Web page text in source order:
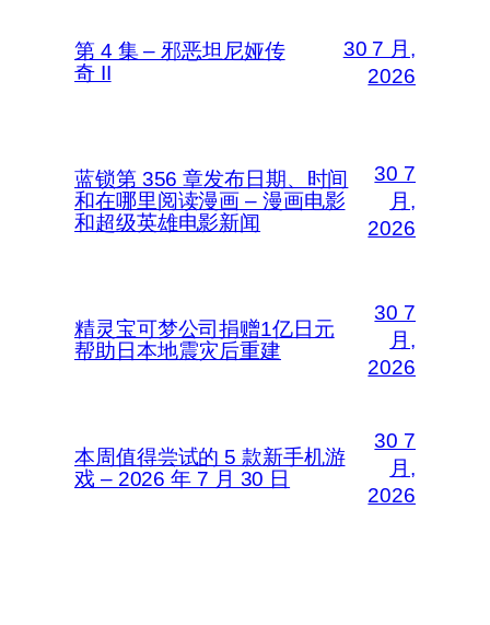
第 4 集 – 邪恶坦尼娅传
奇 II
30 7 月,
2026
蓝锁第 356 章发布日期、时间
和在哪里阅读漫画 – 漫画电影
和超级英雄电影新闻
30 7
月,
2026
精灵宝可梦公司捐赠1亿日元
帮助日本地震灾后重建
30 7
月,
2026
本周值得尝试的 5 款新手机游
戏 – 2026 年 7 月 30 日
30 7
月,
2026